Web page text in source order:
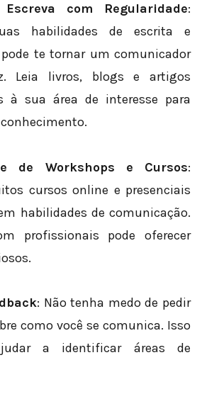
com Regularidade:
habilidades de escrita e
te tornar um comunicador
Leia livros, blogs e artigos
à sua área de interesse para
de Workshops e Cursos:
cursos online e presenciais
habilidades de comunicação.
profissionais pode oferecer
: Não tenha medo de pedir
como você se comunica. Isso
a identificar áreas de